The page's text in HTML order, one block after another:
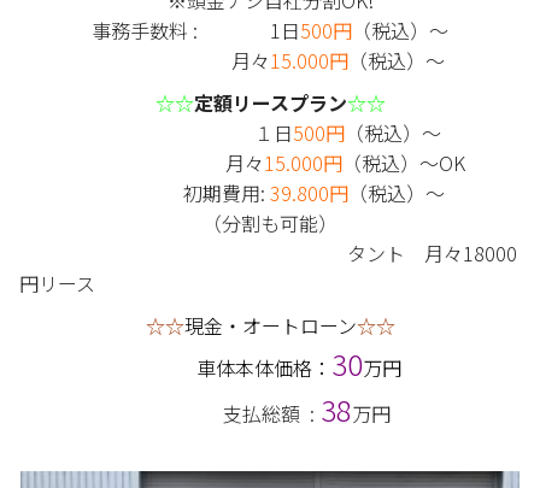
事務手数料 : 1日500円 （税込）～
月々15.000円（税込）～
☆☆定額リースプラン☆☆
１日500円（税込）～
月々15.000円（税込）～OK
初期費用: 39.800円（税込）～
（分割も可能）
タント 月々18000
円リース
☆☆現金・オートローン☆☆
車体本体価格： 30万円
支払総額 : 38万円